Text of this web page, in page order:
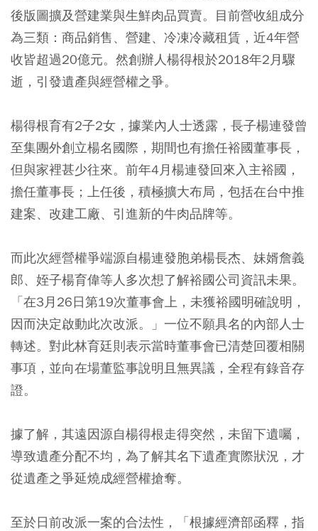
後版圖擴及營建業與生鮮肉品買賣。目前營收組成分
為三類：商品銷售、營建、冷凍冷藏租賃，近4年營
收皆超過20億元。然創辦人楊得根於2018年2月驟
逝，引發遺產與經營權之爭。
楊得根育有2子2女，據業內人士透露，長子楊連發曾
至集團外創立楊名國際，期間也有擔任裕國董事長，
但與家裡甚少往來。前年4月楊連發回來入主裕國，
擔任董事長；上任後，積極擴大布局，包括在台中推
建案、改建工廠、引進新的牛肉品牌等。
而此次經營權爭端源自楊連發胞弟楊長杰、妹婿詹義
郎、姪子楊育偉等人多次想了解裕國公司資訊未果。
「在3月26日第19次董事會上，未獲裕國明確說明，
因而決定啟動此次改派。」一位不願具名的內部人士
轉述。對此林育廷則表示當時董事會已清楚回覆相關
事項，並向在場董監事說明且無異議，全程有錄音存
證。
據了解，其遠因源自楊得根走得突然，未留下遺囑，
導致遺產分配不均，為了解其名下遺產實際狀況，才
從遺產之爭延燒成經營權搶奪。
至於日前改派一案的合法性，「根據經濟部函釋，指